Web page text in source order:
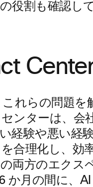
役割も確認し
これらの問題を
ンターは、会
経験や悪い経
合理化し、効
両方のエクス
か月の間に、